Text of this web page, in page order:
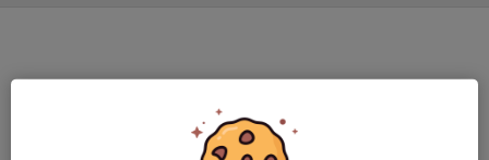
Ingen spelarstatistik sparad
När ni fyller i uppställning på respektive match visas statistiken
automatiskt på denna sida